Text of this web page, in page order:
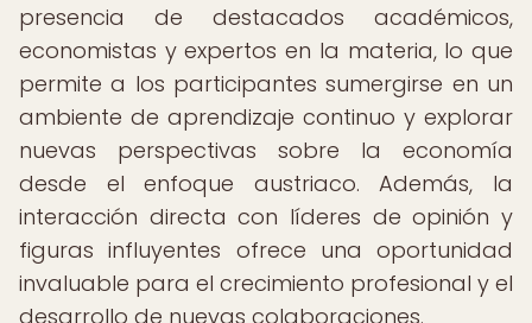
presencia de destacados académicos,
economistas y expertos en la materia, lo que
permite a los participantes sumergirse en un
ambiente de aprendizaje continuo y explorar
nuevas perspectivas sobre la economía
desde el enfoque austriaco. Además, la
interacción directa con líderes de opinión y
figuras influyentes ofrece una oportunidad
invaluable para el crecimiento profesional y el
desarrollo de nuevas colaboraciones.